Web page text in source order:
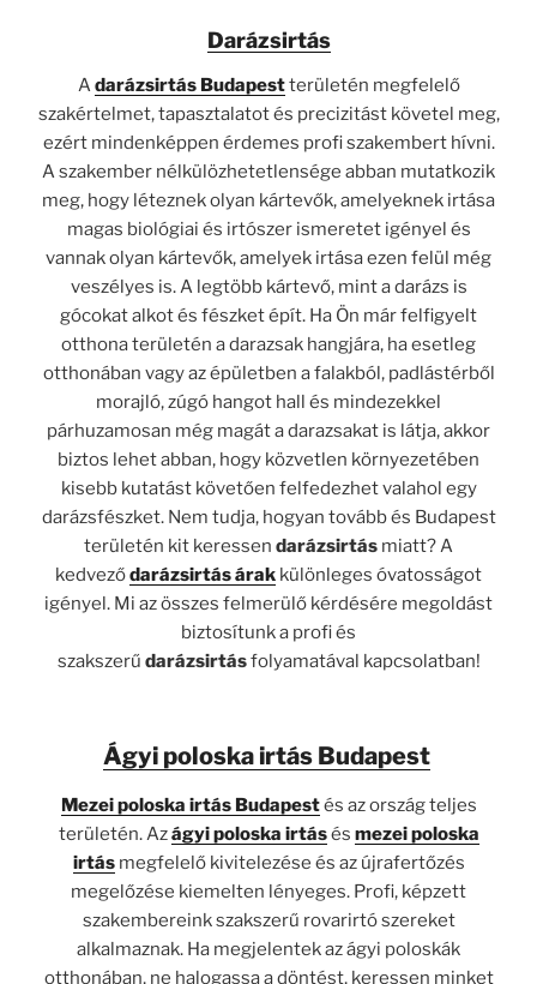
Darázsirtás
Adarázsirtás Budapestterületén megfelelő
szakértelmet, tapasztalatot és precizitást követel meg,
ezért mindenképpen érdemes profi szakembert hívni.
A szakember nélkülözhetetlensége abban mutatkozik
meg, hogy léteznek olyan kártevők, amelyeknek irtása
magas biológiai és irtószer ismeretet igényel és
vannak olyan kártevők, amelyek irtása ezen felül még
veszélyes is. A legtöbb kártevő, mint a darázs is
gócokat alkot és fészket épít. Ha Ön már felfigyelt
otthona területén a darazsak hangjára, ha esetleg
otthonában vagy az épületben a falakból, padlástérből
morajló, zúgó hangot hall és mindezekkel
párhuzamosan még magát a darazsakat is látja, akkor
biztos lehet abban, hogy közvetlen környezetében
kisebb kutatást követően felfedezhet valahol egy
darázsfészket. Nem tudja, hogyan tovább és Budapest
területén kit keressen darázsirtás miatt? A
kedveződarázsirtás árak különleges óvatosságot
igényel. Mi az összes felmerülő kérdésére megoldást
biztosítunk a profi és
szakszerű darázsirtásfolyamatával kapcsolatban!
Ágyi poloska irtás Budapest
Mezei poloska irtás Budapestés az ország teljes
területén. Azágyi poloska irtásés mezei poloska
irtás megfelelő kivitelezése és az újrafertőzés
megelőzése kiemelten lényeges. Profi, képzett
szakembereink szakszerű rovarirtó szereket
alkalmaznak. Ha megjelentek az ágyi poloskák
otthonában, ne halogassa a döntést, keressen minket